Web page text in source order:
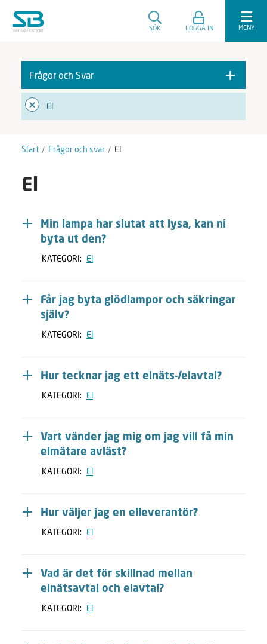
SÖK LOGGA IN MENY
Frågor och Svar
å
o
c
h
v
m
r
r
a
El
Start Frågor och svar El
El
Min lampa har slutat att lysa, kan ni
byta ut den?
KATEGORI: El
Får jag byta glödlampor och säkringar
själv?
KATEGORI: El
Hur tecknar jag ett elnäts-/elavtal?
KATEGORI: El
Vart vänder jag mig om jag vill få min
elmätare avläst?
KATEGORI: El
Hur väljer jag en elleverantör?
KATEGORI: El
Vad är det för skillnad mellan
elnätsavtal och elavtal?
KATEGORI: El